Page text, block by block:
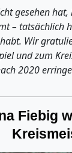
gesehen
– tatsächlich
Wir
und zum
2020
Fiebig